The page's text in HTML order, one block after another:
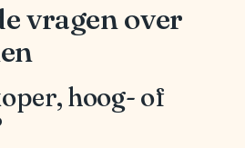
vragen over
hoog- of